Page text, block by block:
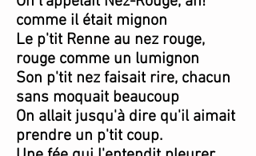
comme il était mignon
Le p'tit Renne au nez rouge,
rouge comme un lumignon
Son p'tit nez faisait rire, chacun
sans moquait beaucoup
On allait jusqu'à dire qu'il aimait
prendre un p'tit coup.